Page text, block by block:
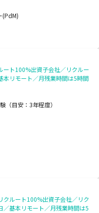
(PdM)
ート100%出資子会社／リクルー
本リモート／月残業時間は5時間
（目安：3年程度）
クルート100%出資子会社／リク
／基本リモート／月残業時間は5